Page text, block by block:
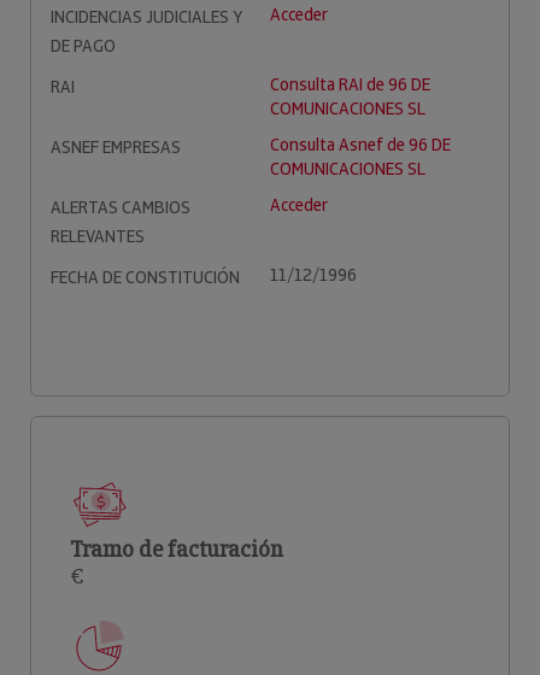
INCIDENCIAS JUDICIALES Y
DE PAGO
Acceder
RAI
Consulta RAI de 96 DE
COMUNICACIONES SL
ASNEF EMPRESAS
Consulta Asnef de 96 DE
COMUNICACIONES SL
ALERTAS CAMBIOS
RELEVANTES
Acceder
FECHA DE CONSTITUCIÓN 11/12/1996
Tramo de facturación
€